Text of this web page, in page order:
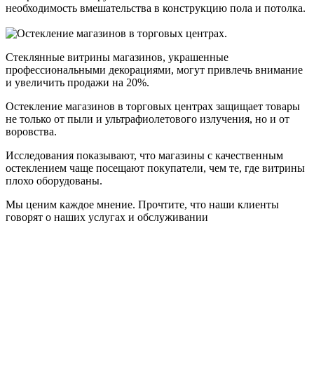
необходимость вмешательства в конструкцию пола и потолка.
Стеклянные витрины магазинов, украшенные
профессиональными декорациями, могут привлечь внимание
и увеличить продажи на 20%.
Остекление магазинов в торговых центрах защищает товары
не только от пыли и ультрафиолетового излучения, но и от
воровства.
Исследования показывают, что магазины с качественным
остеклением чаще посещают покупатели, чем те, где витрины
плохо оборудованы.
Мы ценим каждое мнение. Прочтите, что наши клиенты
говорят о наших услугах и обслуживании